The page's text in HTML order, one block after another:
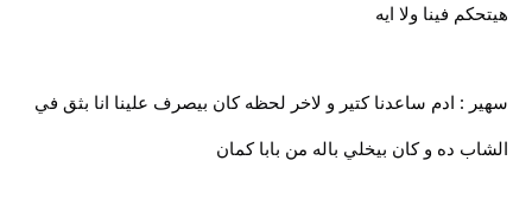
هيتحكم فينا ولا ايه
سهير : ادم ساعدنا كتير و لاخر لحظه كان بيصرف علينا انا بثق في
الشاب ده و كان بيخلي باله من بابا كمان